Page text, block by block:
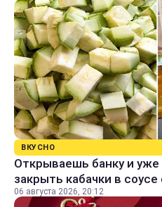
ВКУСНО
Открываешь банку и уже
закрыть кабачки в
06 августа 2026, 20:12